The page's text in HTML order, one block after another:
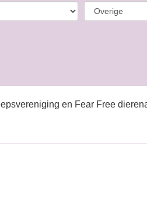
en Fear Free